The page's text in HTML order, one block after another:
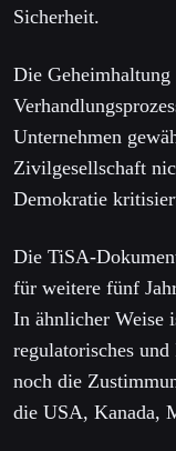
Sicherheit.
Die
Unternehmen
Zivilgesellschaft
Demokratie
Die TiSA-
für weitere fünf
In ähnlicher Weise
regulatorisches
noch die
die USA, Kanada,